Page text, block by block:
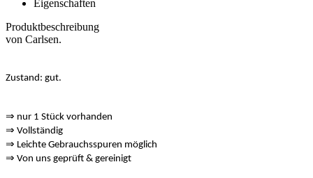
Eigenschaften
Produktbeschreibung
von Carlsen.
Zustand: gut.
⇒ nur 1 Stück vorhanden
⇒ Vollständig
⇒ ️ Leichte Gebrauchsspuren möglich
⇒ Von uns geprüft & gereinigt